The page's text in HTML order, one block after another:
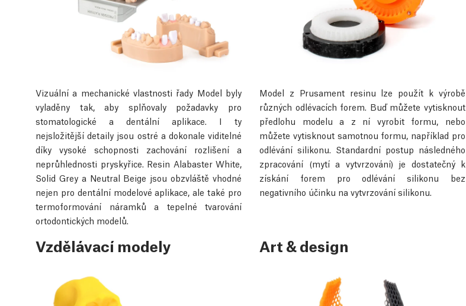
Vizuální a mechanické vlastnosti řady Model byly
vyladěny tak, aby splňovaly požadavky pro
stomatologické a dentální aplikace. I ty
nejsložitější detaily jsou ostré a dokonale viditelné
díky vysoké schopnosti zachování rozlišení a
neprůhlednosti pryskyřice. Resin Alabaster White,
Solid Grey a Neutral Beige jsou obzvláště vhodné
nejen pro dentální modelové aplikace, ale také pro
termoformování náramků a tepelné tvarování
ortodontických modelů.
Model z Prusament resinu lze použít k výrobě
různých odlévacích forem. Buď můžete vytisknout
předlohu modelu a z ní vyrobit formu, nebo
můžete vytisknout samotnou formu, například pro
odlévání silikonu. Standardní postup následného
zpracování (mytí a vytvrzování) je dostatečný k
získání forem pro odlévání silikonu bez
negativního účinku na vytvrzování silikonu.
Vzdělávací modely Art & design